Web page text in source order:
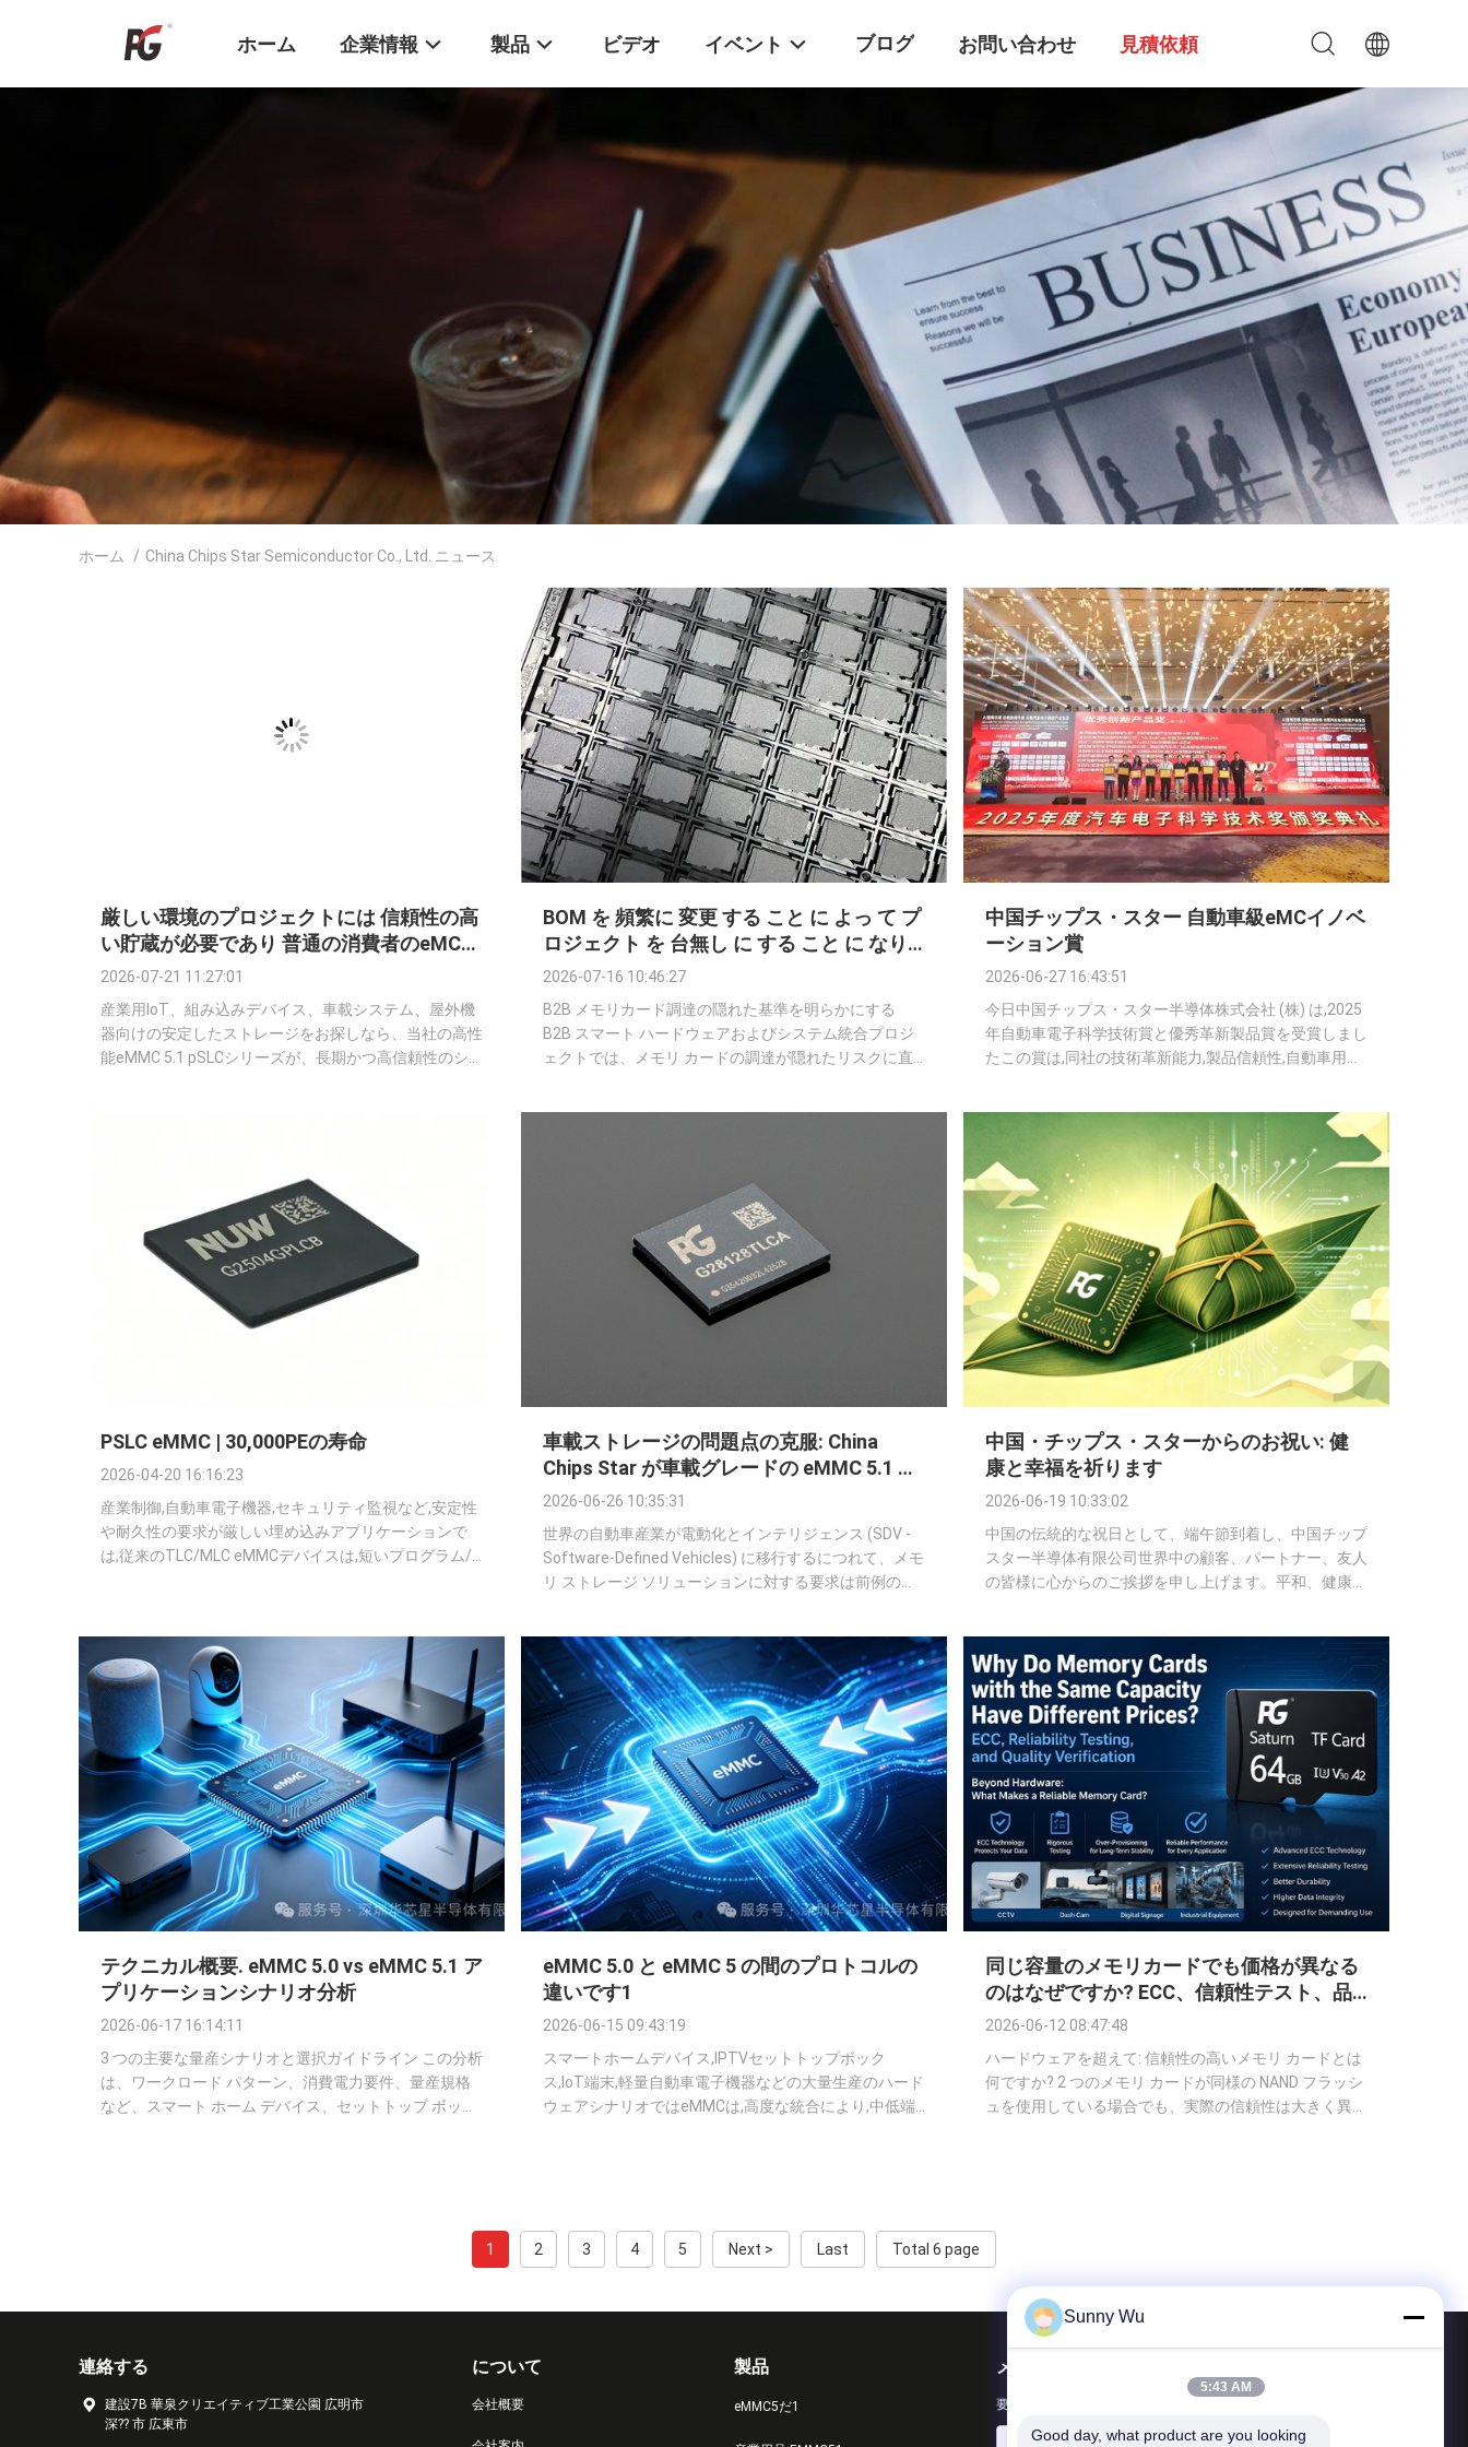
ホーム 企業情報 製品 ビデオ イベント ブログ お問い合わせ 見積依頼
ホーム / China Chips Star Semiconductor Co., Ltd. ニュース
厳しい環境のプロジェクトには 信頼性の高
い貯蔵が必要であり 普通の消費者のeMCで
はありません
2026-07-21 11:27:01
産業用IoT、組み込みデバイス、車載システム、屋外機
器向けの安定したストレージをお探しなら、当社の高性
能eMMC 5.1 pSLCシリーズが、長期かつ高信頼性のシ
✅ 広範な温度に対応する産業グレード: -40℃～+85℃で
安定動作、過酷な産業および屋外環境に完全に適応✅
車載グレードオプション (AEC-Q100対応): AEC-Q100認
定、-40℃～+105℃までの拡張温度範...
BOM を 頻繁に 変更 する こと に よっ て プ
ロジェクト を 台無し に する こと に なり
ませ ん
2026-07-16 10:46:27
B2B メモリカード調達の隠れた基準を明らかにする
B2B スマート ハードウェアおよびシステム統合プロジ
ェクトでは、メモリ カードの調達が隠れたリスクに直
は根本原因の特定に苦労しており、ファームウェアやハ
ードウェアの設計に問題があるのではないかと疑うこと
さえあります。 しかし、本当の問題は、多くの場合、
消費者向けメモリ カード業界で一般的だ...
中国チップス・スター 自動車級eMCイノベ
ーション賞
2026-06-27 16:43:51
今日中国チップス・スター半導体株式会社 (株) は,2025
年自動車電子科学技術賞と優秀革新製品賞を受賞しまし
たこの賞は,同社の技術革新能力,製品信頼性,自動車用電
機器業界で最も影響力のあるプロフェッショナル賞の一
つです自動車電子機器産業の発展への貢献専門的な評価
の複数回を経て,中国チップススターの自動車級のスト
レージソリューションは,先進的な技術設計で業界専門
家から評価を受けました.安定した製品性能知的車両の
アプリケーションのための革新的な能力 自動車級の貯
蔵技術に焦点を当て,インテリジェン...
PSLC eMMC | 30,000PEの寿命
2026-04-20 16:16:23
産業制御,自動車電子機器,セキュリティ監視など,安定性
や耐久性の要求が厳しい埋め込みアプリケーションで
は,従来のTLC/MLC eMMCデバイスは,短いプログラム/
中国チップス・スター・セミコンダクター株式会社
(China Chips Star Semiconductor Co., Ltd) のPSLC
eMMCは,3つの容量で提供されています. 4GB:
G2516GPLCB 8GB: G2508GPLCB 16GB: ...
車載ストレージの問題点の克服: China
Chips Star が車載グレードの eMMC 5.1 の
量産を発表
2026-06-26 10:35:31
世界の自動車産業が電動化とインテリジェンス (SDV -
Software-Defined Vehicles) に移行するにつれて、メモ
リ ストレージ ソリューションに対する要求は前例のな
システム (ADAS)、高性能ドライブレコーダー/ブラック
ボックスなどの重要なアプリケーションには、優れた信
頼性、速度、寿命を備えたストレージ チップが必要で
す。 こうした市場のニーズに応え、チャイナチップス
スター、高信頼性ストレージ ソリューションの主要プ
ロバイダーが、その高度に成熟したことを正式...
中国・チップス・スターからのお祝い: 健
康と幸福を祈ります
2026-06-19 10:33:02
中国の伝統的な祝日として、端午節到着し、中国チップ
スター半導体有限公司世界中の顧客、パートナー、友人
の皆様に心からのご挨拶を申し上げます。平和、健康、
す。 China Chips Star では、この調和と回復力の精神
が、接続された世界に向けて安定性、信頼性、高性能の
メモリ ソリューションを提供するという、半導体スト
レージ業界における当社の使命と密接に一致していま
す。 NAND フラッシュベースのストレージ製品の専門プ
ロバイダーとして、China Chips Star は、eMMC、メモ
リカー...
テクニカル概要. eMMC 5.0 vs eMMC 5.1 ア
プリケーションシナリオ分析
2026-06-17 16:14:11
3 つの主要な量産シナリオと選択ガイドライン この分析
は、ワークロード パターン、消費電力要件、量産規格
など、スマート ホーム デバイス、セットトップ ボック
eMMC 5.0 と eMMC 5 の間のプロトコルの
違いです1
2026-06-15 09:43:19
スマートホームデバイス,IPTVセットトップボック
ス,IoT端末,軽量自動車電子機器などの大量生産のハード
ウェアシナリオではeMMCは,高度な統合により,中低端
しません.産業用および消費者用ハードウェアの長期安
同じ容量のメモリカードでも価格が異なる
のはなぜですか? ECC、信頼性テスト、品
質検証
2026-06-12 08:47:48
ハードウェアを超えて: 信頼性の高いメモリ カードとは
何ですか? 2 つのメモリ カードが同様の NAND フラッシ
ュを使用している場合でも、実際の信頼性は大きく異な
データエラーを自動的に修正する データ保持の向...
1 2 3 4 5 Next > Last Total 6 page
連絡する
建設7B 華泉クリエイティブ工業公園 広明市
深?? 市 広東市
について
会社概要
製品
eMMC5だ1
メールでお問い合わせ
要件をお知らせください。最高の商品をお届けします。
Sunny Wu
5:43 AM
Good day, what product are you looking